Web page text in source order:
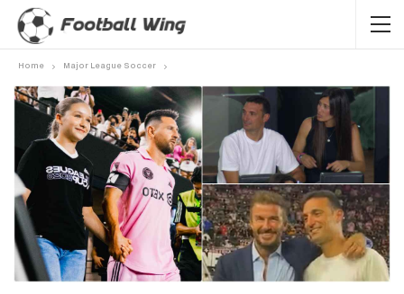
Home Major League Soccer